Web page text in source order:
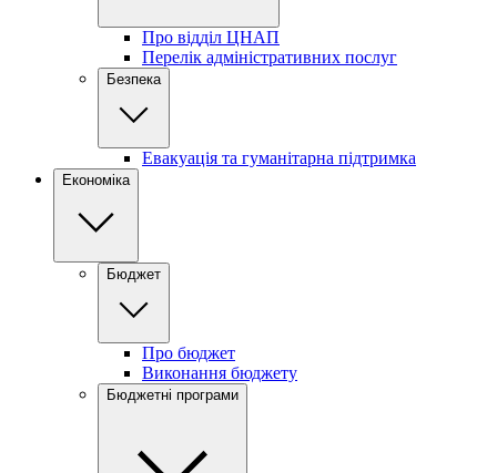
Про відділ ЦНАП
Перелік адміністративних послуг
Безпека
Евакуація та гуманітарна підтримка
Економіка
Бюджет
Про бюджет
Виконання бюджету
Бюджетні програми